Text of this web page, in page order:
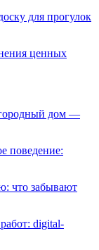
для прогулок
ценных
дом —
поведение:
что забывают
digital-